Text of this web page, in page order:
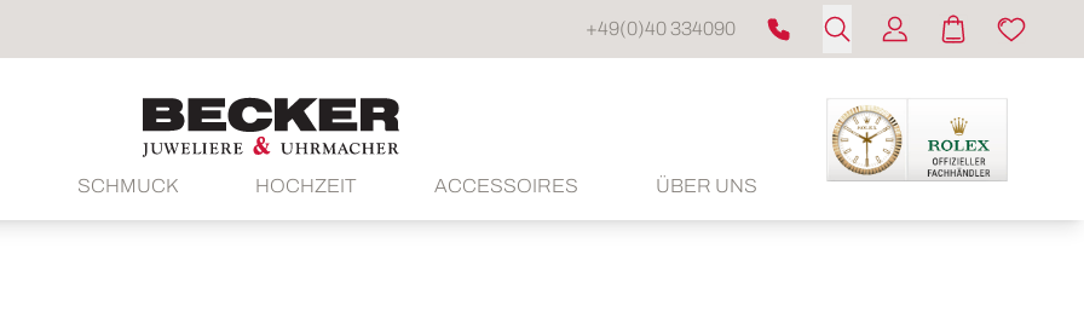
+49(0)40 334090
SCHMUCK HOCHZEIT ACCESSOIRES ÜBER UNS